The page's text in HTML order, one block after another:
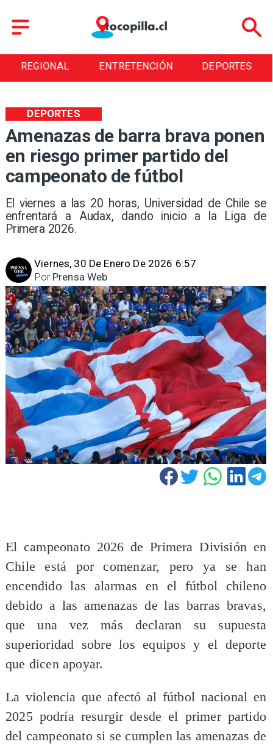
REGIONAL ENTRETENCIÓN DEPORTES
Amenazas de barra brava ponen
en riesgo primer partido del
campeonato de fútbol
El viernes a las 20 horas, Universidad de Chile se
enfrentará a Audax, dando inicio a la Liga de
Primera 2026.
DEPORTES
Viernes, 30 De Enero De 2026 6:57
Prensa Web
Por
El campeonato 2026 de Primera División en
Chile está por comenzar, pero ya se han
encendido las alarmas en el fútbol chileno
debido a las amenazas de las barras bravas,
que una vez más declaran su supuesta
superioridad sobre los equipos y el deporte
que dicen apoyar.
La violencia que afectó al fútbol nacional en
2025 podría resurgir desde el primer partido
del campeonato si se cumplen las amenazas de